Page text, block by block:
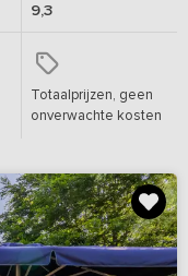
9,3
Totaalprijzen, geen
onverwachte kosten